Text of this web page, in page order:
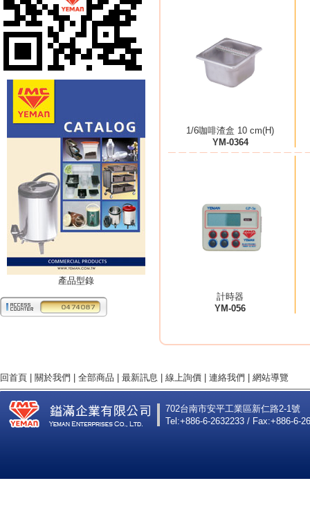
產品型錄
1/6咖啡渣盒 10 cm(H)
YM-0364
計時器
YM-056
回首頁 關於我們 全部商品 最新訊息 線上詢價 連絡我們 網站導覽
702台南市安平工業區新仁路2-1號
Tel:+886-6-2632233 / Fax:+886-6-